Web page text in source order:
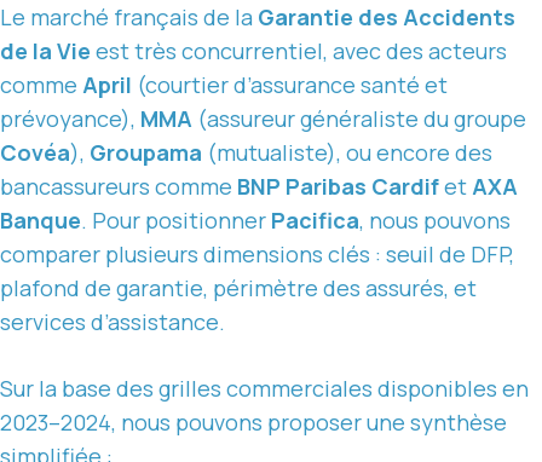
Le marché français de la Garantie des Accidents
de la Vie est très concurrentiel, avec des acteurs
comme April (courtier d’assurance santé et
prévoyance), MMA (assureur généraliste du groupe
Covéa), Groupama (mutualiste), ou encore des
bancassureurs comme BNP Paribas Cardifet AXA
Banque. Pour positionner Pacifica, nous pouvons
comparer plusieurs dimensions clés : seuil de DFP,
plafond de garantie, périmètre des assurés, et
services d’assistance.
Sur la base des grilles commerciales disponibles en
2023–2024, nous pouvons proposer une synthèse
simplifiée :